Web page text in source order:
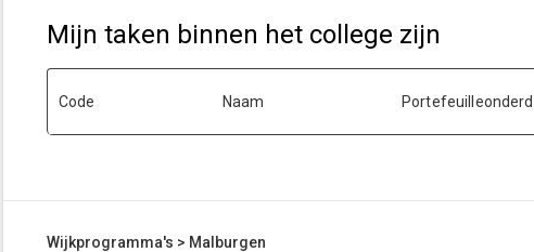
Mijn taken binnen het college zijn
Code Naam
Wijkprogramma's > Malburgen